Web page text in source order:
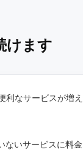
けます
利なサービスが増
いサービスに料